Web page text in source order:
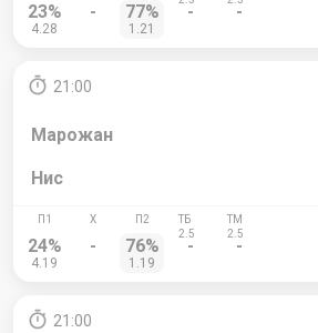
23%
4.28
- 77%
1.21
- -
21:00
Марожан
Нис
24%
4.19
- 76%
1.19
- -
21:00